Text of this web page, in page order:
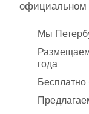
официальном
Мы
Размещаем
года